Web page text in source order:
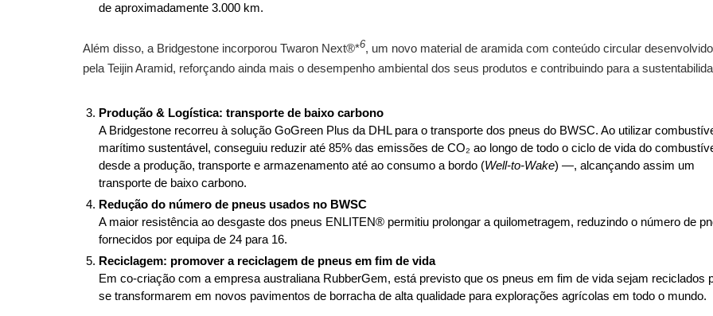
de aproximadamente 3.000 km.
Além disso, a Bridgestone incorporou Twaron Next®*6, um novo material de aramida com conteúdo circular desenvolvido
pela Teijin Aramid, reforçando ainda mais o desempenho ambiental dos seus produtos e contribuindo para a
Produção & Logística: transporte de baixo carbono
A Bridgestone recorreu à solução GoGreen Plus da DHL para o transporte dos pneus do BWSC. Ao utilizar
marítimo sustentável, conseguiu reduzir até 85% das emissões de CO₂ ao longo de todo o ciclo de vida do
desde a produção, transporte e armazenamento até ao consumo a bordo (Well-to-Wake) —, alcançando assim um
transporte de baixo carbono.
Redução do número de pneus usados no BWSC
A maior resistência ao desgaste dos pneus ENLITEN® permitiu prolongar a quilometragem, reduzindo o número de
fornecidos por equipa de 24 para 16.
Reciclagem: promover a reciclagem de pneus em fim de vida
Em co-criação com a empresa australiana RubberGem, está previsto que os pneus em fim de vida sejam reciclados
se transformarem em novos pavimentos de borracha de alta qualidade para explorações agrícolas em todo o mundo.